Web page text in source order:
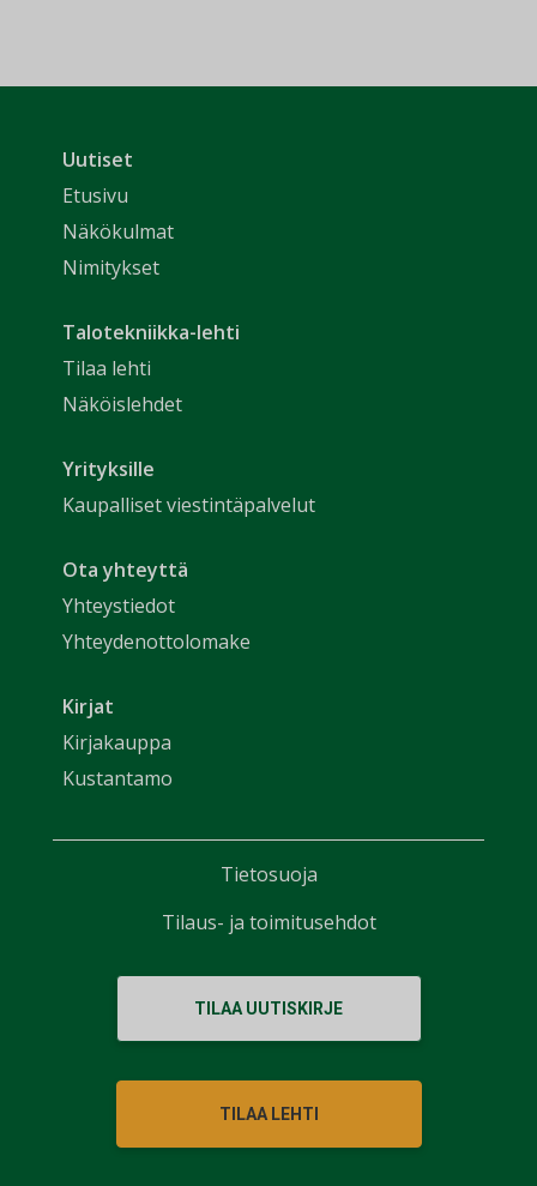
Uutiset
Etusivu
Näkökulmat
Nimitykset
Talotekniikka-lehti
Tilaa lehti
Näköislehdet
Yrityksille
Kaupalliset viestintäpalvelut
Ota yhteyttä
Yhteystiedot
Yhteydenottolomake
Kirjat
Kirjakauppa
Kustantamo
TILAA UUTISKIRJE
TILAA LEHTI
Tietosuoja
Tilaus- ja toimitusehdot